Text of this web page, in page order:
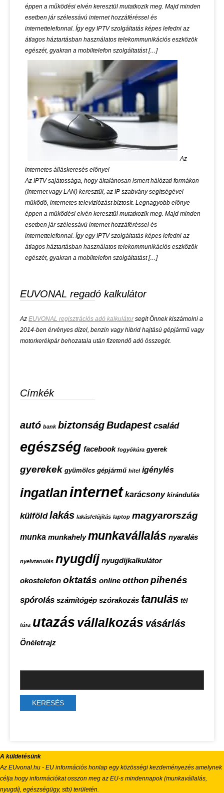
éppen a működési elvén keresztül mutatkozik meg. Majd minden
esetben jár szélessávú internet hozzáféréssel és
internettelefonnal. Így egy IPTV szolgáltatás képes lefedni az
átlagos háztartásban használatos telekommunikációs eszközök
egészét, gyakran a mobiltelefon szolgáltatást […]
Az
internetes álláskeresés előnyei
Az IPTV sajátossága, hogy általánosan ismert hálózati formákon
(Internet vagy LAN) keresztül, az IP szabvány segítségével
működő, internetes televíziózást biztosít. Legnagyobb előnye
éppen a működési elvén keresztül mutatkozik meg. Majd minden
esetben jár szélessávú internet hozzáféréssel és
internettelefonnal. Így egy IPTV szolgáltatás képes lefedni az
átlagos háztartásban használatos telekommunikációs eszközök
egészét, gyakran a mobiltelefon szolgáltatást […]
EUVONAL regadó kalkulátor
Az EUVONAL regisztrációs adó kalkulátorsegít Önnek kiszámolni a
2014-ben érvényes dízel, benzin vagy hibrid hajtású gépjármű vagy
motorkerékpár behozatala után fizetendő adó összegét.
Címkék
autó bank biztonságBudapest család
egészség facebook fogyókúra gyerek
gyerekek gyümölcs gépjármű hitel igénylés
ingatlaninternet karácsony kirándulás
külföld lakás lakásfelújítás laptop magyarország
munka munkahely munkavállalás nyaralás
nyelvtanulás nyugdíj nyugdíjkalkulátor
okostelefon oktatás online otthon pihenés
spórolás számítógép szórakozás tanulás tél
túra utazás vállalkozás vásárlás
Önéletrajz
A küldetésünk
Az EUvonal.hu - EU információs honlap egy közösségi kezdeményezés amelynek
célja hogy információkat osszon meg az EU-s mindennapok (munkavállalás,
nyugdíj, egészségügy, stb) területén.